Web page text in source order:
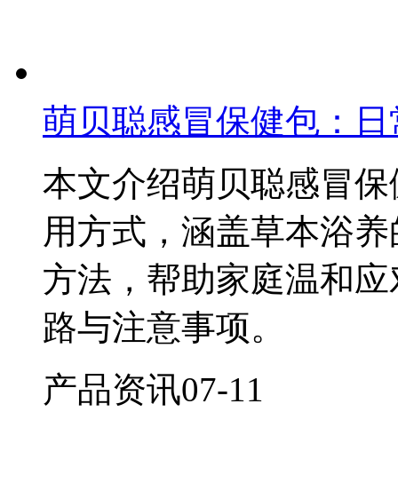
萌贝聪感冒保健包：
本文介绍萌贝聪感冒
用方式，涵盖草本浴
方法，帮助家庭温和
路与注意事项。
产品资讯07-11